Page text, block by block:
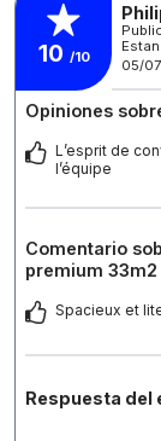
10 /10
05/
Opiniones
L’esprit de
l’équipe
Comentario
premium 33m2
Spacieux et
Respuesta